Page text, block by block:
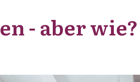
- aber wie?